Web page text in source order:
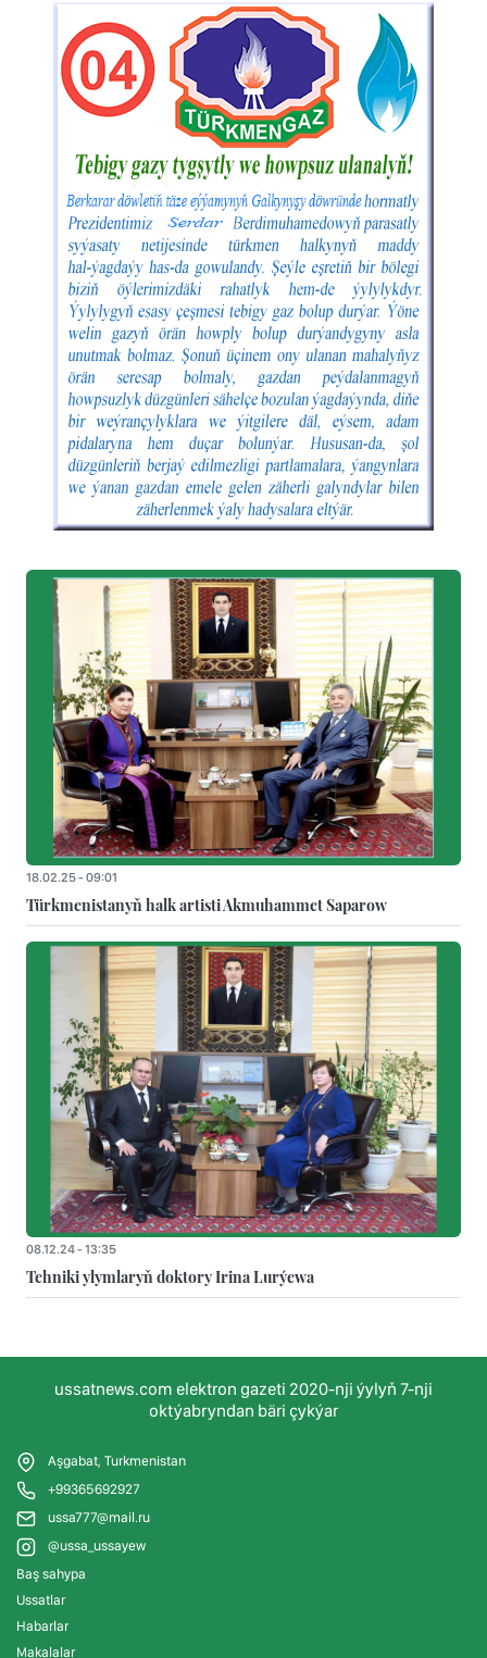
18.02.25 - 09:01
Türkmenistanyň halk artisti Akmuhammet Saparow
08.12.24 - 13:35
Tehniki ylymlaryň doktory Irina Lurýewa
ussatnews.com elektron gazeti 2020-nji ýylyň 7-nji
oktýabryndan bäri çykýar
Aşgabat, Turkmenistan
+99365692927
ussa777@mail.ru
@ussa_ussayew
Baş sahypa
Ussatlar
Habarlar
Makalalar